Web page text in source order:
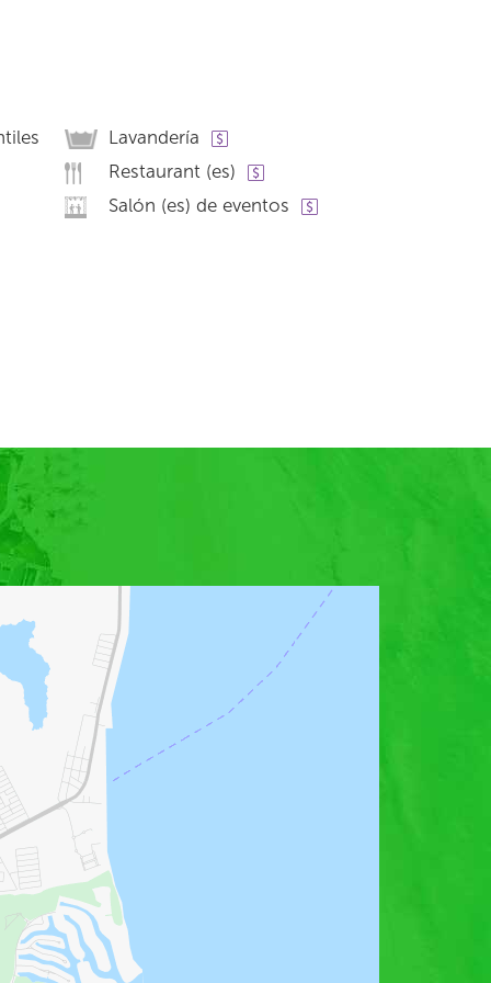
Lavandería
Restaurant (es)
Salón (es) de eventos